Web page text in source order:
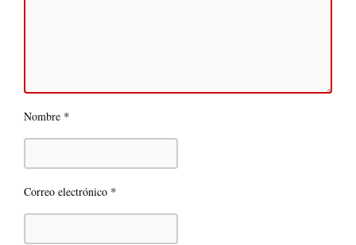
Nombre *
Correo electrónico *